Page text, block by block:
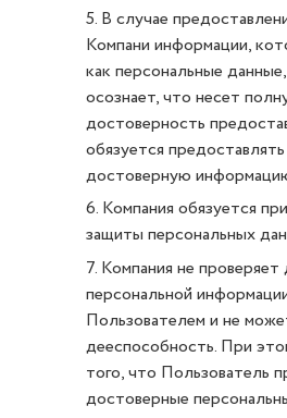
5. В случае
Компани информации,
как персональные
осознает, что несет
достоверность
обязуется
достоверную
6. Компания обязуется
защиты персональных
7. Компания не
персональной
Пользователем и не
дееспособность. При
того, что Пользователь
достоверные